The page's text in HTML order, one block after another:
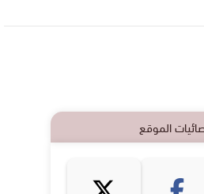
الموقع